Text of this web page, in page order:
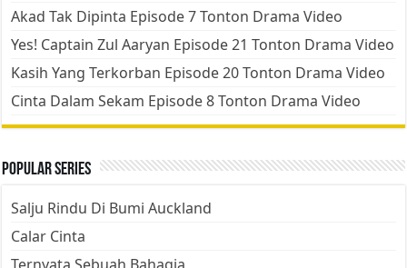
Akad Tak Dipinta Episode 7 Tonton Drama Video
Yes! Captain Zul Aaryan Episode 21 Tonton Drama Video
Kasih Yang Terkorban Episode 20 Tonton Drama Video
Cinta Dalam Sekam Episode 8 Tonton Drama Video
Popular Series
Salju Rindu Di Bumi Auckland
Calar Cinta